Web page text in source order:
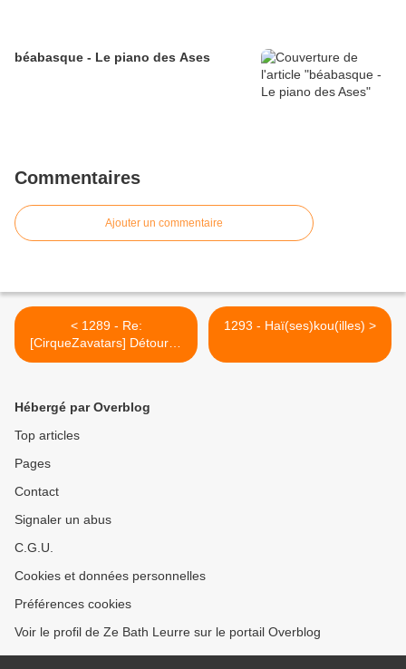
béabasque - Le piano des Ases
Commentaires
Ajouter un commentaire
< 1289 - Re:
[CirqueZavatars] Détourne
née en bulle
1293 - Haï(ses)kou(illes) >
Hébergé par Overblog
Top articles
Pages
Contact
Signaler un abus
C.G.U.
Cookies et données personnelles
Préférences cookies
Voir le profil de Ze Bath Leurre sur le portail Overblog